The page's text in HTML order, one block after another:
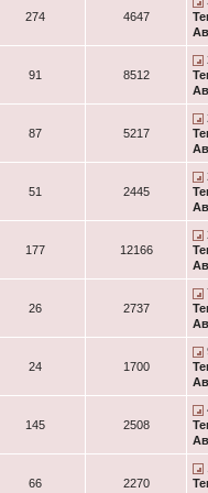
274 4647
91 8512
87 5217
51 2445
177 12166
26 2737
24 1700
145 2508
66 2270